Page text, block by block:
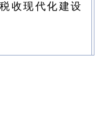
收现代化建设